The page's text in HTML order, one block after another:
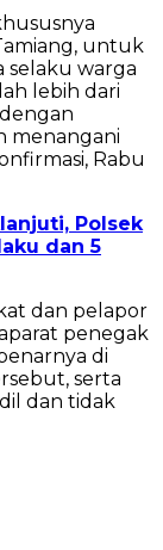
untuk
selaku warga
lebih dari
menangani
Rabu
Polsek
dan 5
dan pelapor
penegak
di
serta
dan tidak